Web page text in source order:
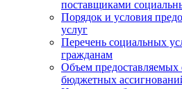
поставщиками
Порядок и условия
услуг
Перечень социальных
гражданам
Объем предоставляемых
бюджетных